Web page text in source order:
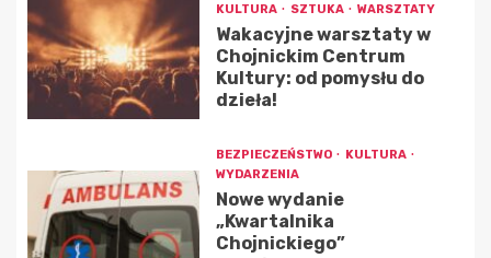
KULTURA SZTUKA WARSZTATY
Wakacyjne warsztaty w
Chojnickim Centrum
Kultury: od pomysłu do
dzieła!
BEZPIECZEŃSTWO
KULTURA
WYDARZENIA
Nowe wydanie
„Kwartalnika
Chojnickiego”